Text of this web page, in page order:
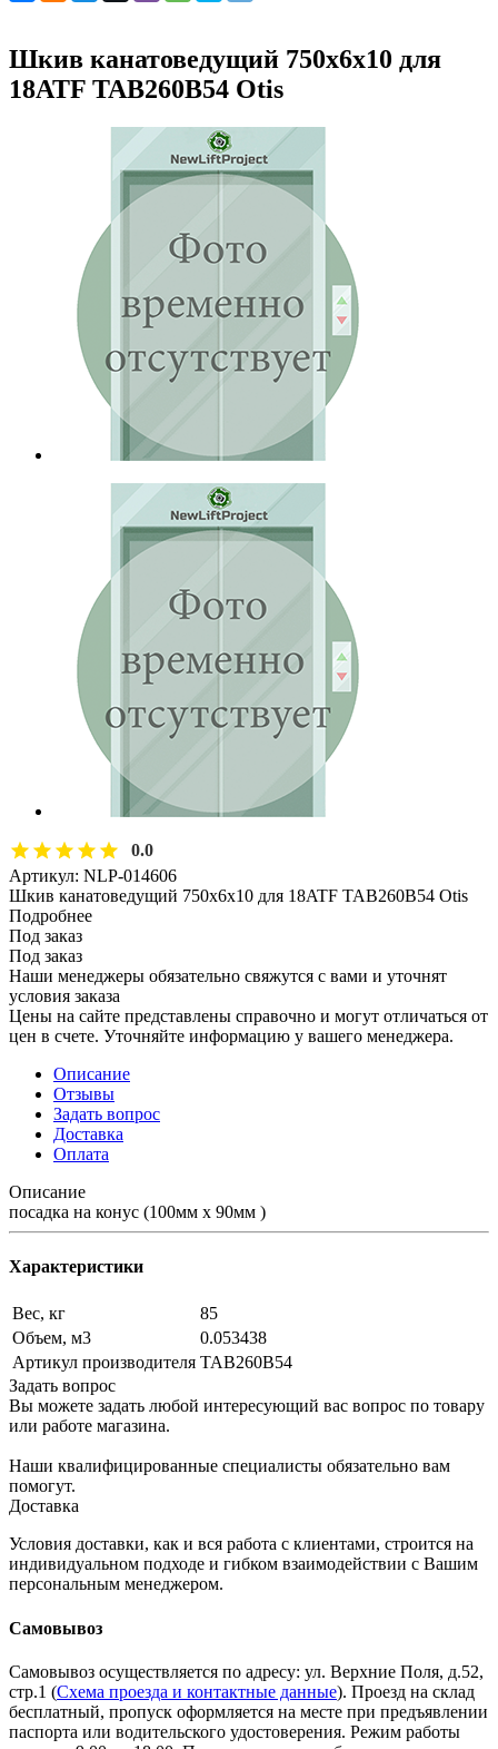
Шкив канатоведущий 750х6х10 для
18ATF TAB260B54 Otis
0.0
Артикул: NLP-014606
Шкив канатоведущий 750х6х10 для 18ATF TAB260B54 Otis
Подробнее
Под заказ
Под заказ
Наши менеджеры обязательно свяжутся с вами и уточнят
условия заказа
Цены на сайте представлены справочно и могут отличаться от
цен в счете. Уточняйте информацию у вашего менеджера.
Описание
Отзывы
Задать вопрос
Доставка
Оплата
Описание
посадка на конус (100мм х 90мм )
Характеристики
Вес, кг
85
Объем, м3
0.053438
Артикул производителя TAB260B54
Задать вопрос
Вы можете задать любой интересующий вас вопрос по товару
или работе магазина.
Наши квалифицированные специалисты обязательно вам
помогут.
Доставка
Условия доставки, как и вся работа с клиентами, строится на
индивидуальном подходе и гибком взаимодействии с Вашим
персональным менеджером.
Самовывоз
Самовывоз осуществляется по адресу: ул. Верхние Поля, д.52,
стр.1 (Схема проезда и контактные данные). Проезд на склад
бесплатный, пропуск оформляется на месте при предъявлении
паспорта или водительского удостоверения. Режим работы